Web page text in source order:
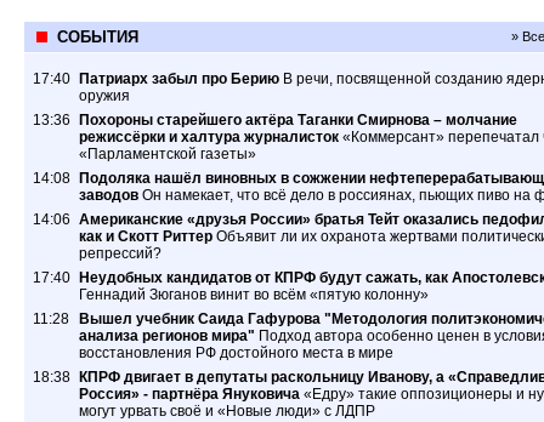
СОБЫТИЯ »
17:40 Патриарх забыл про Берию В речи, посвященной созданию
оружия
13:36
Похороны старейшего актёра Таганки Смирнова – молчание
режиссёрки и халтура журналисток «Коммерсант» перепечатал
«Парламентской газеты»
14:08
Подоляка нашёл виновных в сожжении
заводов Он намекает, что всё дело в россиянах, пьющих пиво на
14:06 Американские «друзья России» братья Тейт оказались
как и Скотт Риттер Объявит ли их охранота жертвами
репрессий?
17:40
Неудобных кандидатов от КПРФ будут сажать, как
Геннадий Зюганов винит во всём «пятую колонну»
11:28
Вышел учебник Саида Гафурова "Методология
анализа регионов мира" Подход автора особенно ценен в
восстановления РФ достойного места в мире
18:38
КПРФ двигает в депутаты раскольницу Иванову, а
Россия» - партнёра Януковича «Едру» такие оппозиционеры и
могут урвать своё и «Новые люди» с ЛДПР